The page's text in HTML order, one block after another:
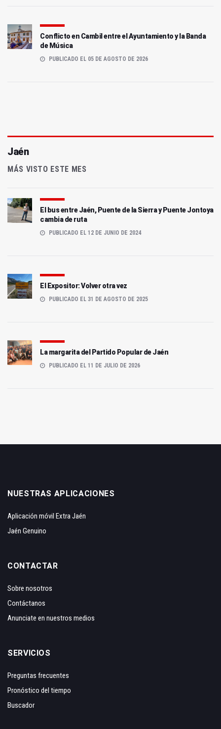
Conflicto en Cambil entre el Ayuntamiento y la Banda
de Música
PUBLICADO EL 05 DE AGOSTO DE 2026
Jaén
MÁS VISTO ESTE MES
El bus entre Jaén, Puente de la Sierra y Puente Jontoya
cambia de ruta
PUBLICADO EL 12 DE JUNIO DE 2024
El Expositor: Volver otra vez
PUBLICADO EL 31 DE AGOSTO DE 2025
La margarita del Partido Popular de Jaén
PUBLICADO EL 11 DE JULIO DE 2026
NUESTRAS APLICACIONES
Aplicación móvil Extra Jaén
Jaén Genuino
CONTACTAR
Sobre nosotros
Contáctanos
Anunciate en nuestros medios
SERVICIOS
Preguntas frecuentes
Pronóstico del tiempo
Buscador